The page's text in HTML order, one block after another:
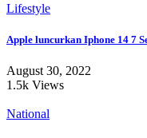
Lifestyle
Apple luncurkan Iphone 14 7
August 30, 2022
1.5k Views
National